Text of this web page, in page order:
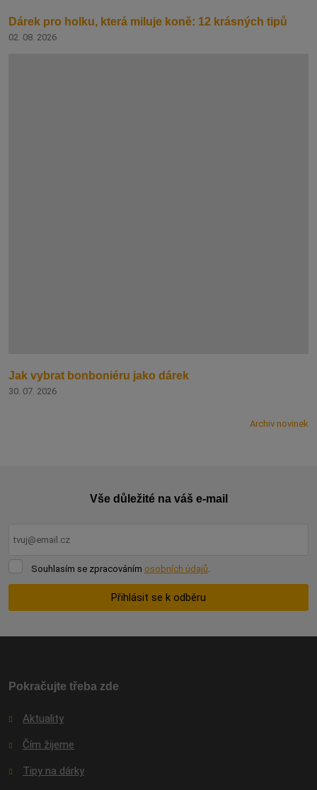
Dárek pro holku, která miluje koně: 12 krásných tipů
02. 08. 2026
Jak vybrat bonboniéru jako dárek
30. 07. 2026
Archiv novinek
Vše důležité na váš e-mail
Souhlasím
Souhlasím se zpracováním osobních údajů.
Přihlásit se k odběru
odeslat.
Pokračujte třeba zde
Aktuality
Čím žijeme
Tipy na dárky